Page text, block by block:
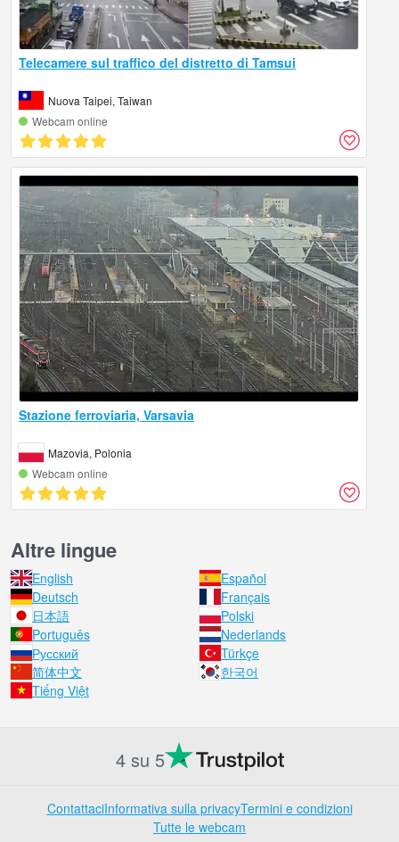
Telecamere sul traffico del distretto di Tamsui
Nuova Taipei, Taiwan
Webcam online
Stazione ferroviaria, Varsavia
Mazovia, Polonia
Webcam online
Altre lingue
English
Español
Deutsch
Français
日本語
Polski
Português
Nederlands
Русский
Türkçe
简体中文
한국어
Tiếng Việt
4 su 5
ContattaciInformativa sulla privacyTermini e condizioni
Tutte le webcam